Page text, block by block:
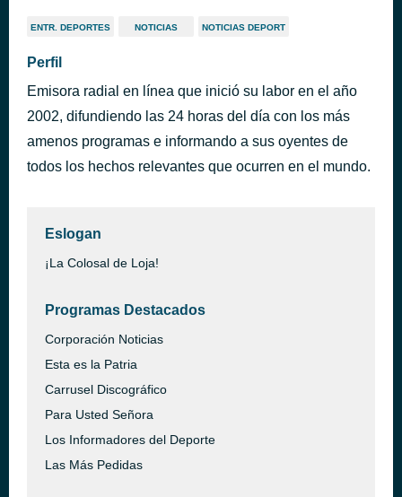
ENTR. DEPORTES NOTICIAS NOTICIAS DEPORT
Perfil
Emisora radial en línea que inició su labor en el año
2002, difundiendo las 24 horas del día con los más
amenos programas e informando a sus oyentes de
todos los hechos relevantes que ocurren en el mundo.
Eslogan
¡La Colosal de Loja!
Programas Destacados
Corporación Noticias
Esta es la Patria
Carrusel Discográfico
Para Usted Señora
Los Informadores del Deporte
Las Más Pedidas